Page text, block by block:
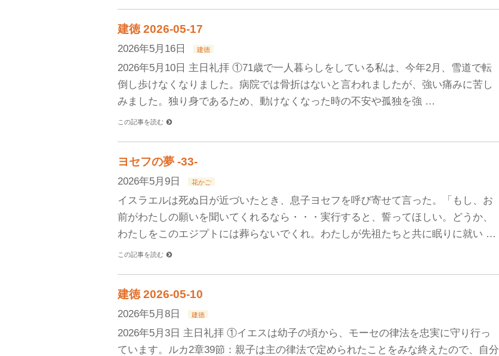
建徳 2026-05-17
2026年5月16日 建徳
2026年5月10日 主日礼拝 ①71歳で一人暮らしをしている私は、今年2月、雪道で転
倒し歩けなくなりました。病院では骨折はないと言われましたが、強い痛みに苦し
みました。独り身であるため、動けなくなった時の不安や孤独を強 …
この記事を読む
ヨセフの夢 -33-
2026年5月9日 花かご
イスラエルは死ぬ日が近づいたとき、息子ヨセフを呼び寄せて言った。「もし、お
前がわたしの願いを聞いてくれるなら・・・実行すると、誓ってほしい。どうか、
わたしをこのエジプトには葬らないでくれ。わたしが先祖たちと共に眠りに就い …
この記事を読む
建徳 2026-05-10
2026年5月8日 建徳
2026年5月3日 主日礼拝 ①イエスは幼子の頃から、モーセの律法を忠実に守り行っ
ています。ルカ2章39節：親子は主の律法で定められたことをみな終えたので、自分